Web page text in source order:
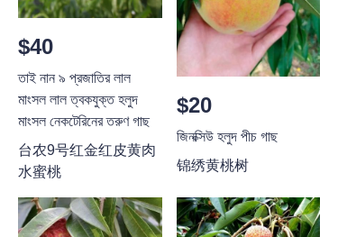
$40
তাই নান ৯ প্রজাতির লাল
মাংসল লাল ত্বকযুক্ত হলুদ
মাংসল নেকটেরিনের তরুণ গাছ
台农9号红金红皮黄肉
水蜜桃
$20
জিনক্সিউ হলুদ পীচ গাছ
锦绣黄桃树